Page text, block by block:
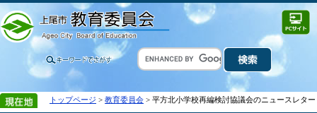
トップページ > 教育委員会 > 平方北小学校再編検討協議会のニュースレター